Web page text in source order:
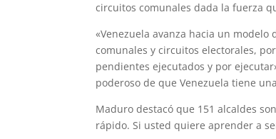
circuitos comunales dada la fuerza
«Venezuela avanza hacia un
comunales y circuitos electorales,
pendientes ejecutados y por
poderoso de que Venezuela tiene
Maduro destacó que 151 alcaldes
rápido. Si usted quiere aprender a